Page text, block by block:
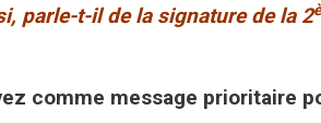
parle-t-il de la signature de la 2
comme message prioritaire